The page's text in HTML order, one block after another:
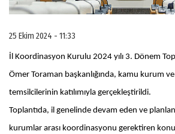
25 Ekim 2024 - 11:33
İl Koordinasyon Kurulu 2024 yılı 3. Dönem
Ömer Toraman başkanlığında, kamu kurum ve
temsilcilerinin katılımıyla gerçekleştirildi.
Toplantıda, il genelinde devam eden ve
kurumlar arası koordinasyonu gerektiren